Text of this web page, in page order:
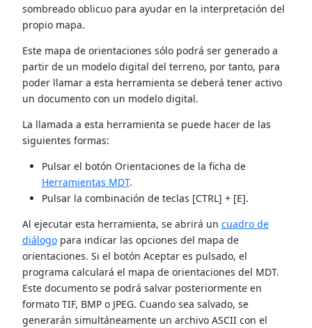
sombreado oblicuo para ayudar en la interpretación del
propio mapa.
Este mapa de orientaciones sólo podrá ser generado a
partir de un modelo digital del terreno, por tanto, para
poder llamar a esta herramienta se deberá tener activo
un documento con un modelo digital.
La llamada a esta herramienta se puede hacer de las
siguientes formas:
Pulsar el botón Orientaciones de la ficha de
Herramientas MDT.
Pulsar la combinación de teclas [CTRL] + [E].
Al ejecutar esta herramienta, se abrirá un cuadro de
diálogopara indicar las opciones del mapa de
orientaciones. Si el botón Aceptar es pulsado, el
programa calculará el mapa de orientaciones del MDT.
Este documento se podrá salvar posteriormente en
formato TIF, BMP o JPEG. Cuando sea salvado, se
generarán simultáneamente un archivo ASCII con el